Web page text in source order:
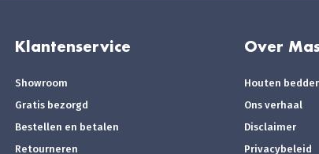
Klantenservice
Showroom
Gratis bezorgd
Bestellen en betalen
Retourneren
Over
Houten
Ons verhaal
Disclaimer
Privacybeleid